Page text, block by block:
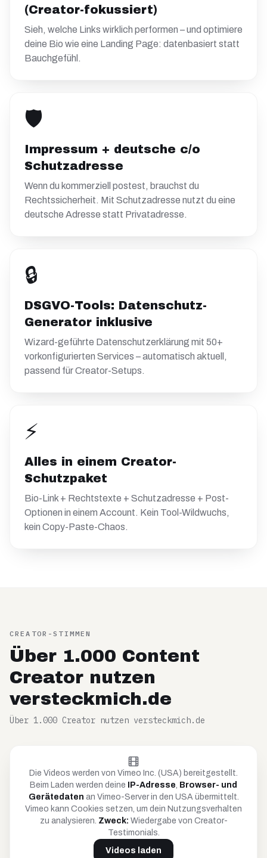
(Creator-fokussiert)
Sieh, welche Links wirklich performen – und optimiere
deine Bio wie eine Landing Page: datenbasiert statt
Bauchgefühl.
🛡️
Impressum + deutsche c/o
Schutzadresse
Wenn du kommerziell postest, brauchst du
Rechtssicherheit. Mit Schutzadresse nutzt du eine
deutsche Adresse statt Privatadresse.
🔒
DSGVO-Tools: Datenschutz-
Generator inklusive
Wizard-geführte Datenschutzerklärung mit 50+
vorkonfigurierten Services – automatisch aktuell,
passend für Creator-Setups.
⚡
Alles in einem Creator-
Schutzpaket
Bio-Link + Rechtstexte + Schutzadresse + Post-
Optionen in einem Account. Kein Tool-Wildwuchs,
kein Copy-Paste-Chaos.
CREATOR-STIMMEN
Über 1.000 Content
Creator nutzen
versteckmich.de
Über 1.000 Creator nutzen versteckmich.de
Die Videos werden von Vimeo Inc. (USA) bereitgestellt.
Beim Laden werden deine
IP-Adresse, Browser- und
Gerätedaten an Vimeo-Server in den USA übermittelt.
Vimeo kann Cookies setzen, um dein Nutzungsverhalten
zu analysieren. Zweck: Wiedergabe von Creator-
Testimonials.
Videos laden